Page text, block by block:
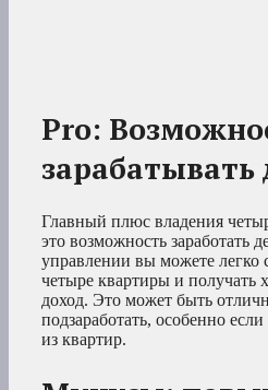
Pro:
зарабатывать
Главный плюс владения
это возможность заработать
управлении вы можете легко
четыре квартиры и получать
доход. Это может быть
подзаработать, особенно
из квартир.